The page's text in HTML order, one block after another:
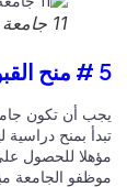
أن تكون جامعة
بمنح دراسية
للحصول على
الجامعة